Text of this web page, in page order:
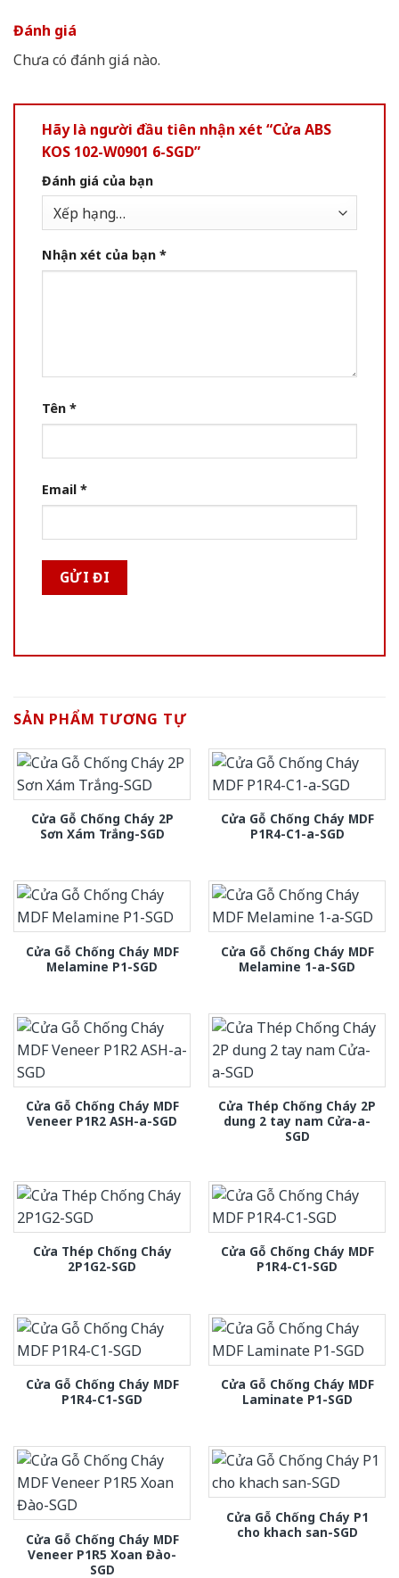
Đánh giá
Chưa có đánh giá nào.
Hãy là người đầu tiên nhận xét “Cửa ABS
KOS 102-W0901 6-SGD”
Đánh giá của bạn
Nhận xét của bạn *
Tên *
Email *
SẢN PHẨM TƯƠNG TỰ
Cửa Gỗ Chống Cháy 2P
Sơn Xám Trắng-SGD
Cửa Gỗ Chống Cháy MDF
P1R4-C1-a-SGD
Cửa Gỗ Chống Cháy MDF
Melamine P1-SGD
Cửa Gỗ Chống Cháy MDF
Melamine 1-a-SGD
Cửa Gỗ Chống Cháy MDF
Veneer P1R2 ASH-a-SGD
Cửa Thép Chống Cháy 2P
dung 2 tay nam Cửa-a-
SGD
Cửa Thép Chống Cháy
2P1G2-SGD
Cửa Gỗ Chống Cháy MDF
P1R4-C1-SGD
Cửa Gỗ Chống Cháy MDF
P1R4-C1-SGD
Cửa Gỗ Chống Cháy MDF
Laminate P1-SGD
Cửa Gỗ Chống Cháy MDF
Veneer P1R5 Xoan Đào-
SGD
Cửa Gỗ Chống Cháy P1
cho khach san-SGD